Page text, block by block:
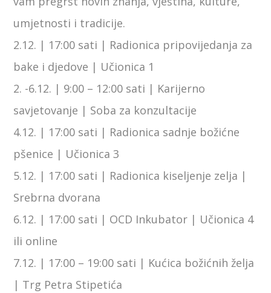
umjetnosti i tradicije.
2.12. | 17:00 sati | Radionica pripovijedanja za
bake i djedove | Učionica 1
2. -6.12. | 9:00 – 12:00 sati | Karijerno
savjetovanje | Soba za konzultacije
4.12. | 17:00 sati | Radionica sadnje božićne
pšenice | Učionica 3
5.12. | 17:00 sati | Radionica kiseljenje zelja |
Srebrna dvorana
6.12. | 17:00 sati | OCD Inkubator | Učionica 4
ili online
7.12. | 17:00 – 19:00 sati | Kućica božićnih želja
| Trg Petra Stipetića